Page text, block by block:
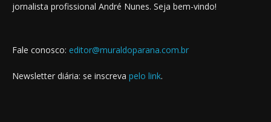
jornalista profissional André Nunes. Seja bem-vindo!
Fale conosco: editor@muraldoparana.com.br
Newsletter diária: se inscreva pelo link.